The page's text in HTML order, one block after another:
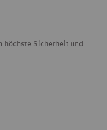
höchste Sicherheit und